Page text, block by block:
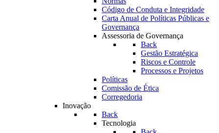
Código de Conduta e Integridade
Carta Anual de Políticas Públicas e
Governança
Assessoria de Governança
Back
Gestão Estratégica
Riscos e Controle
Processos e Projetos
Políticas
Comissão de Ética
Corregedoria
Inovação
Back
Tecnologia